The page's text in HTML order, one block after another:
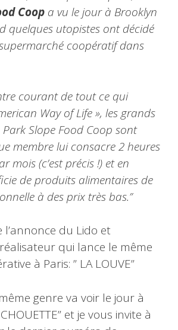
Coop a vu le jour à Brooklyn
quelques utopistes ont décidé
coopératif dans
courant de tout ce qui
Way of Life », les grands
Slope Food Coop sont
membre lui consacre 2 heures
mois (c’est précis !) et en
de produits alimentaires de
à des prix très bas.”
l’annonce du Lido et
qui lance le même
à Paris: ” LA LOUVE”
genre va voir le jour à
et je vous invite à